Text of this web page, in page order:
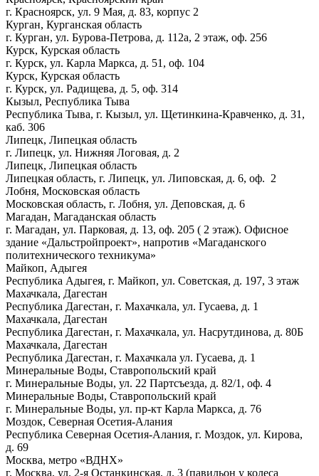
г. Красноярск, ул. 9 Мая, д. 83, корпус 2
Курган, Курганская область
г. Курган, ул. Бурова-Петрова, д. 112а, 2 этаж, оф. 256
Курск, Курская область
г. Курск, ул. Карла Маркса, д. 51, оф. 104
Курск, Курская область
г. Курск, ул. Радищева, д. 5, оф. 314
Кызыл, Республика Тыва
Республика Тыва, г. Кызыл, ул. Щетинкина-Кравченко, д. 31,
каб. 306
Липецк, Липецкая область
г. Липецк, ул. Нижняя Логовая, д. 2
Липецк, Липецкая область
Липецкая область, г. Липецк, ул. Липовская, д. 6, оф. 2
Лобня, Московская область
Московская область, г. Лобня, ул. Деповская, д. 6
Магадан, Магаданская область
г. Магадан, ул. Парковая, д. 13, оф. 205 ( 2 этаж). Офисное
здание «Дальстройпроект», напротив «Магаданского
политехнического техникума»
Майкоп, Адыгея
Республика Адыгея, г. Майкоп, ул. Советская, д. 197, 3 этаж
Махачкала, Дагестан
Республика Дагестан, г. Махачкала, ул. Гусаева, д. 1
Махачкала, Дагестан
Республика Дагестан, г. Махачкала, ул. Насрутдинова, д. 80Б
Махачкала, Дагестан
Республика Дагестан, г. Махачкала ул. Гусаева, д. 1
Минеральные Воды, Ставропольский край
г. Минеральные Воды, ул. 22 Партсъезда, д. 82/1, оф. 4
Минеральные Воды, Ставропольский край
г. Минеральные Воды, ул. пр-кт Карла Маркса, д. 76
Моздок, Северная Осетия-Алания
Республика Северная Осетия-Алания, г. Моздок, ул. Кирова,
д. 69
Москва, метро «ВДНХ»
г. Москва, ул. 2-я Останкинская, д. 3 (павильон у колеса